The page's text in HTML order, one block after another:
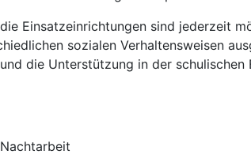
Einsatzeinrichtungen sind jederzeit
sozialen Verhaltensweisen
die Unterstützung in der